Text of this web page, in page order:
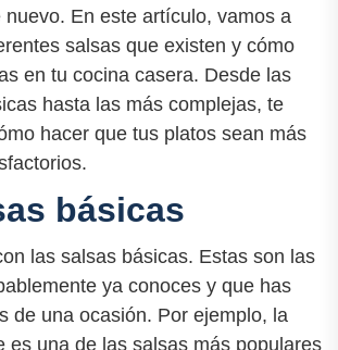
nuevo. En este artículo, vamos a
salsas que existen y cómo
en tu cocina casera. Desde las
hasta las más complejas, te
hacer que tus platos sean más
básicas
las salsas básicas. Estas son las
ya conoces y que has
de una ocasión. Por ejemplo, la
es una de las salsas más populares